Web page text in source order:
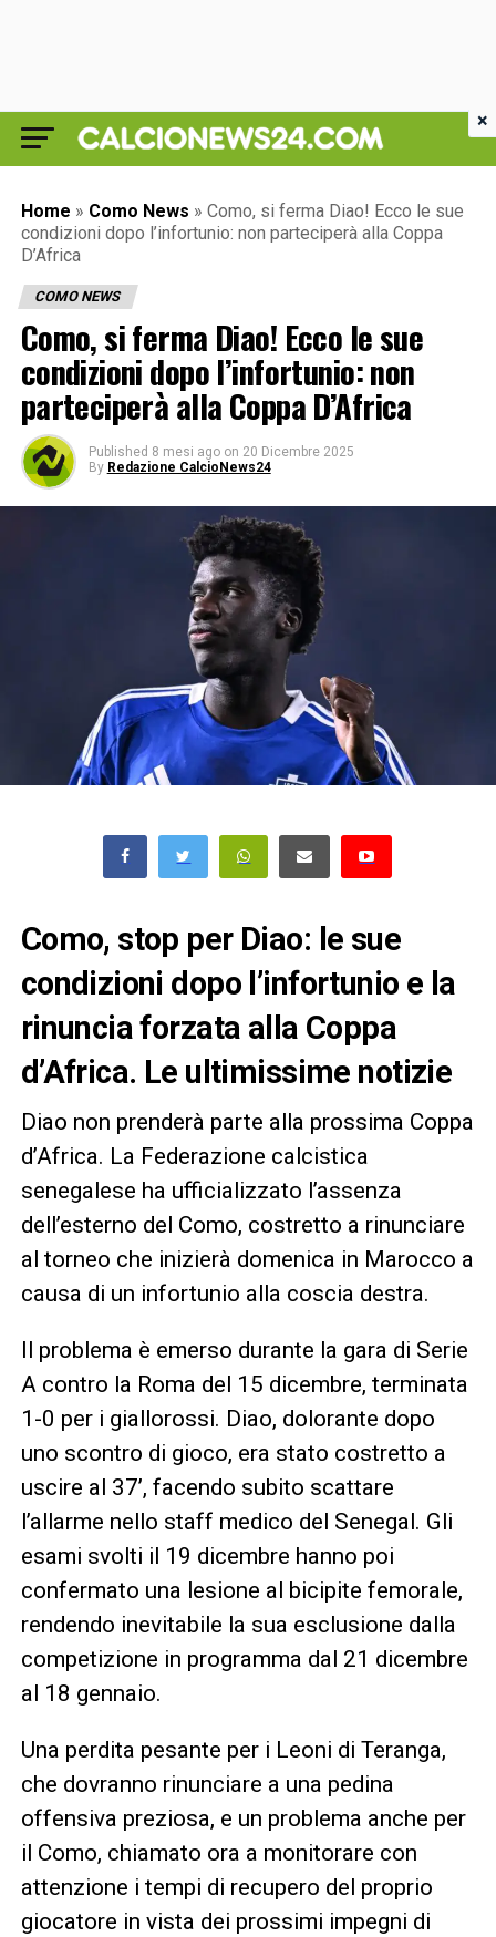
Home » Como News » Como, si ferma Diao! Ecco le sue
condizioni dopo l’infortunio: non parteciperà alla Coppa
D’Africa
COMO NEWS
Como, si ferma Diao! Ecco le sue
condizioni dopo l’infortunio: non
parteciperà alla Coppa D’Africa
Published 8 mesi ago on 20 Dicembre 2025
By Redazione CalcioNews24
Como, stop per Diao: le sue
condizioni dopo l’infortunio e la
rinuncia forzata alla Coppa
d’Africa. Le ultimissime notizie
Diao non prenderà parte alla prossima Coppa
d’Africa. La Federazione calcistica
senegalese ha ufficializzato l’assenza
dell’esterno del Como, costretto a rinunciare
al torneo che inizierà domenica in Marocco a
causa di un infortunio alla coscia destra.
Il problema è emerso durante la gara di Serie
A contro la Roma del 15 dicembre, terminata
1-0 per i giallorossi. Diao, dolorante dopo
uno scontro di gioco, era stato costretto a
uscire al 37’, facendo subito scattare
l’allarme nello staff medico del Senegal. Gli
esami svolti il 19 dicembre hanno poi
confermato una lesione al bicipite femorale,
rendendo inevitabile la sua esclusione dalla
competizione in programma dal 21 dicembre
al 18 gennaio.
Una perdita pesante per i Leoni di Teranga,
che dovranno rinunciare a una pedina
offensiva preziosa, e un problema anche per
il Como, chiamato ora a monitorare con
attenzione i tempi di recupero del proprio
giocatore in vista dei prossimi impegni di
×